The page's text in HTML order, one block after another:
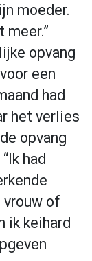
moeder.
opvang
een
had
het verlies
opvang
had
vrouw of
ik keihard